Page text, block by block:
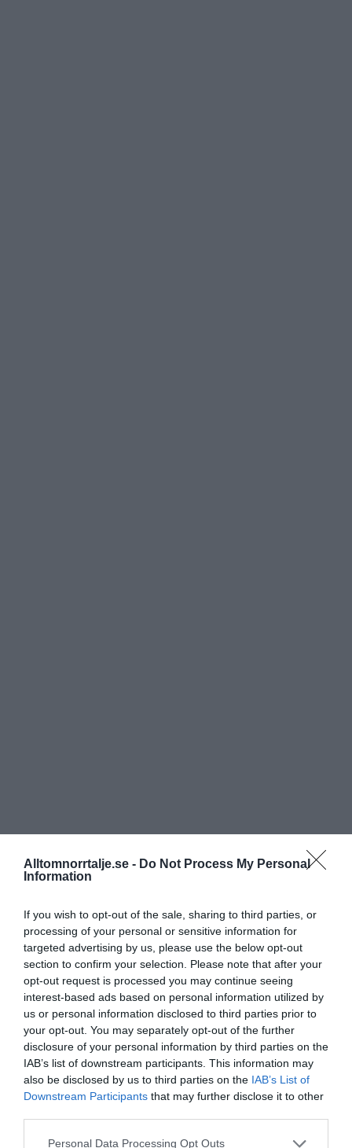
Alltomnorrtalje.se - Do Not Process My Personal
Information
If you wish to opt-out of the sale, sharing to third parties, or
processing of your personal or sensitive information for
targeted advertising by us, please use the below opt-out
section to confirm your selection. Please note that after your
opt-out request is processed you may continue seeing
interest-based ads based on personal information utilized by
us or personal information disclosed to third parties prior to
your opt-out. You may separately opt-out of the further
disclosure of your personal information by third parties on the
IAB’s list of downstream participants. This information may
also be disclosed by us to third parties on the IAB’s List of
Downstream Participants that may further disclose it to other
Personal Data Processing Opt Outs